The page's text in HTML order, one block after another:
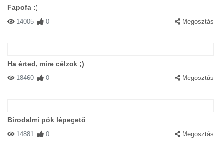
Fapofa :)
14005 0 Megosztás
Ha érted, mire célzok ;)
18460 0 Megosztás
Birodalmi pók lépegető
14881 0 Megosztás